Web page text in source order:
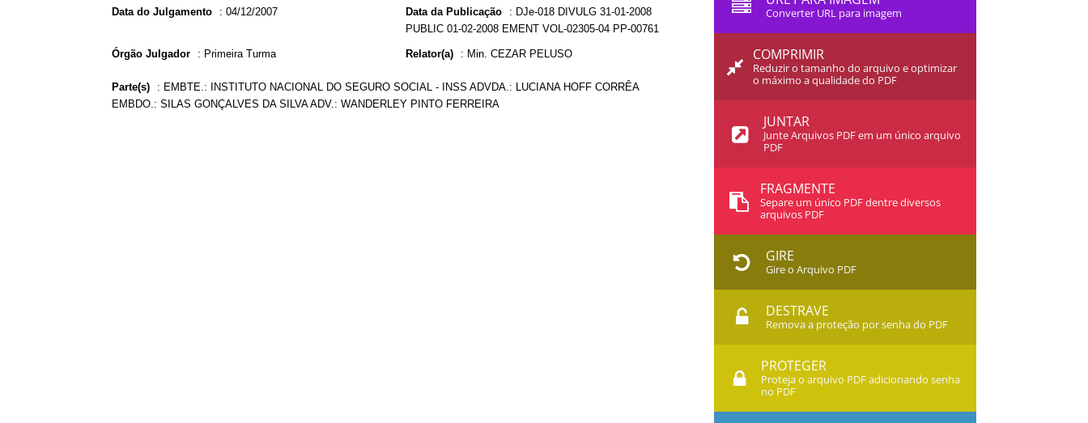
Data do Julgamento : 04/12/2007 Data da Publicação : DJe-018 DIVULG 31-01-2008
PUBLIC 01-02-2008 EMENT VOL-02305-04 PP-00761
Órgão Julgador : Primeira Turma Relator(a) : Min. CEZAR PELUSO
Parte(s) : EMBTE.: INSTITUTO NACIONAL DO SEGURO SOCIAL - INSS ADVDA.: LUCIANA HOFF CORRÊA
EMBDO.: SILAS GONÇALVES DA SILVA ADV.: WANDERLEY PINTO FERREIRA
Converter URL para imagem
COMPRIMIR
Reduzir o tamanho do arquivo e optimizar
o máximo a qualidade do PDF
JUNTAR
Junte Arquivos PDF em um único arquivo
PDF
FRAGMENTE
Separe um único PDF dentre diversos
arquivos PDF
GIRE
Gire o Arquivo PDF
DESTRAVE
Remova a proteção por senha do PDF
PROTEGER
Proteja o arquivo PDF adicionando senha
no PDF